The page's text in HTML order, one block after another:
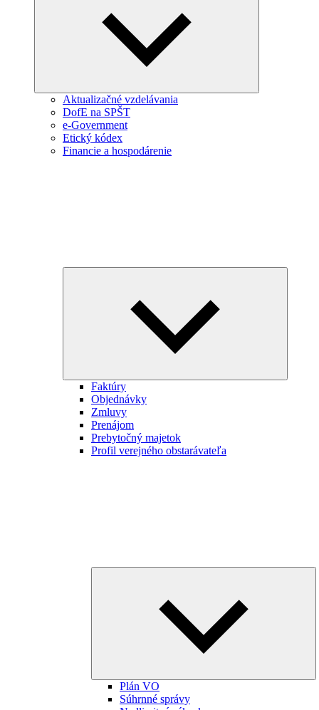
Aktualizačné vzdelávania
DofE na SPŠT
e-Government
Etický kódex
Financie a hospodárenie
Faktúry
Objednávky
Zmluvy
Prenájom
Prebytočný majetok
Profil verejného obstarávateľa
Plán VO
Súhrnné správy